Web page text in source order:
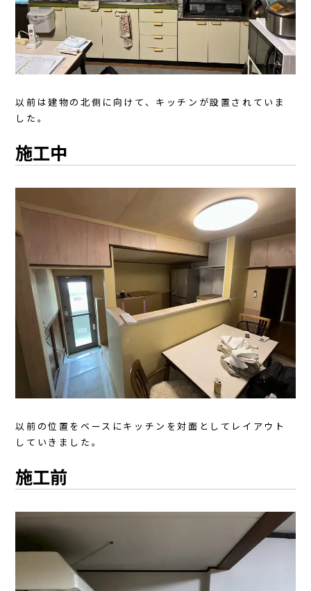
以前は建物の北側に向けて、キッチンが設置されていま
した。
施工中
以前の位置をベースにキッチンを対面としてレイアウト
していきました。
施工前